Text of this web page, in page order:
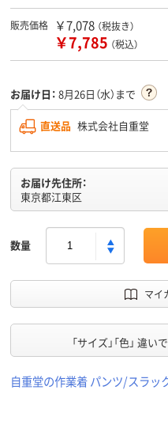
販売価格 ￥7,078 （税抜き）
￥7,785 （税込）
お届け日： 8月26日（水）まで
直送品 株式会社自重堂
お届け先住所：
東京都江東区
数量
マイ
「サイズ」「色」 違い
自重堂の作業着 パンツ/スラッ